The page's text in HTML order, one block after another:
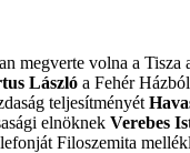
megverte volna a
László a Fehér
teljesítményét
elnöknek Verebes
Filoszemita